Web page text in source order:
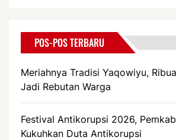
POS-POS TERBARU
Meriahnya Tradisi Yaqowiyu,
Jadi Rebutan Warga
Festival Antikorupsi 2026,
Kukuhkan Duta Antikorupsi